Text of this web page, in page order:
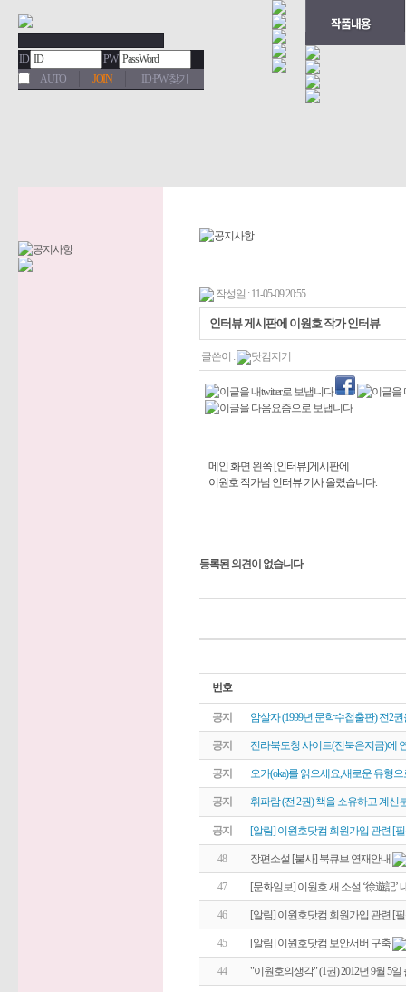
ID
PW
AUTO
JOIN ID·PW 찾기
작성일 : 11-05-09 20:55
인터뷰 게시판에 이원호 작가 인터뷰
글쓴이 : 닷컴지기
메인 화면 왼쪽 [인터뷰]게시판에
이원호 작가님 인터뷰 기사 올렸습니다.
등록된 의견이 없습니다
번호
공지 암살자 (1999년 문학수첩출판) 전2
공지 전라북도청 사이트(전북은지금)에
공지 오카(oka)를 읽으세요,새로운 유형
공지 휘파람 (전 2권) 책을 소유하고 계신
공지 [알림] 이원호닷컴 회원가입 관련 [
48 장편소설 [불사] 북큐브 연재안내
47 [문화일보] 이원호 새 소설 ‘徐遊記’
46 [알림] 이원호닷컴 회원가입 관련 [
45 [알림] 이원호닷컴 보안서버 구축
44 "이원호의생각" (1권) 2012년 9월 5일